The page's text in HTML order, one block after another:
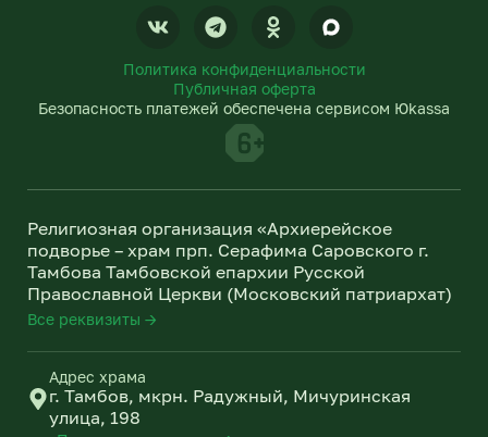
V
k
T
e
e
g
m
O
d
o
k
s
i
k
i
Политика конфиденциальности
Публичная оферта
Безопасность платежей обеспечена сервисом Юkassa
Религиозная организация «Архиерейское
подворье – храм прп. Серафима Саровского г.
Тамбова Тамбовской епархии Русской
Православной Церкви (Московский патриархат)
Все реквизиты →
Адрес храма
г. Тамбов, мкрн. Радужный, Мичуринская
улица, 198